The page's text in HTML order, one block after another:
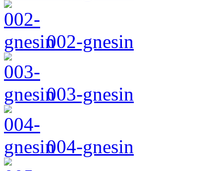
002-gnesin
003-gnesin
004-gnesin